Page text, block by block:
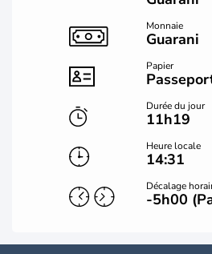
Monnaie
Guarani
Papier
Durée du jour
11h19
Heure locale
14:31
Décalage
-5h00